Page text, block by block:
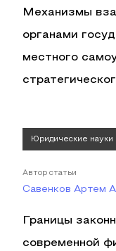
Механизмы
органами
местного
Юридические науки
Автор статьи
Савенков Артем
Границы
современной